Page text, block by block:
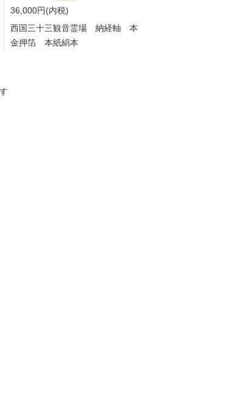
36,000円(内税)
西国三十三観音霊場 納経軸 本
金押箔 本紙絹本